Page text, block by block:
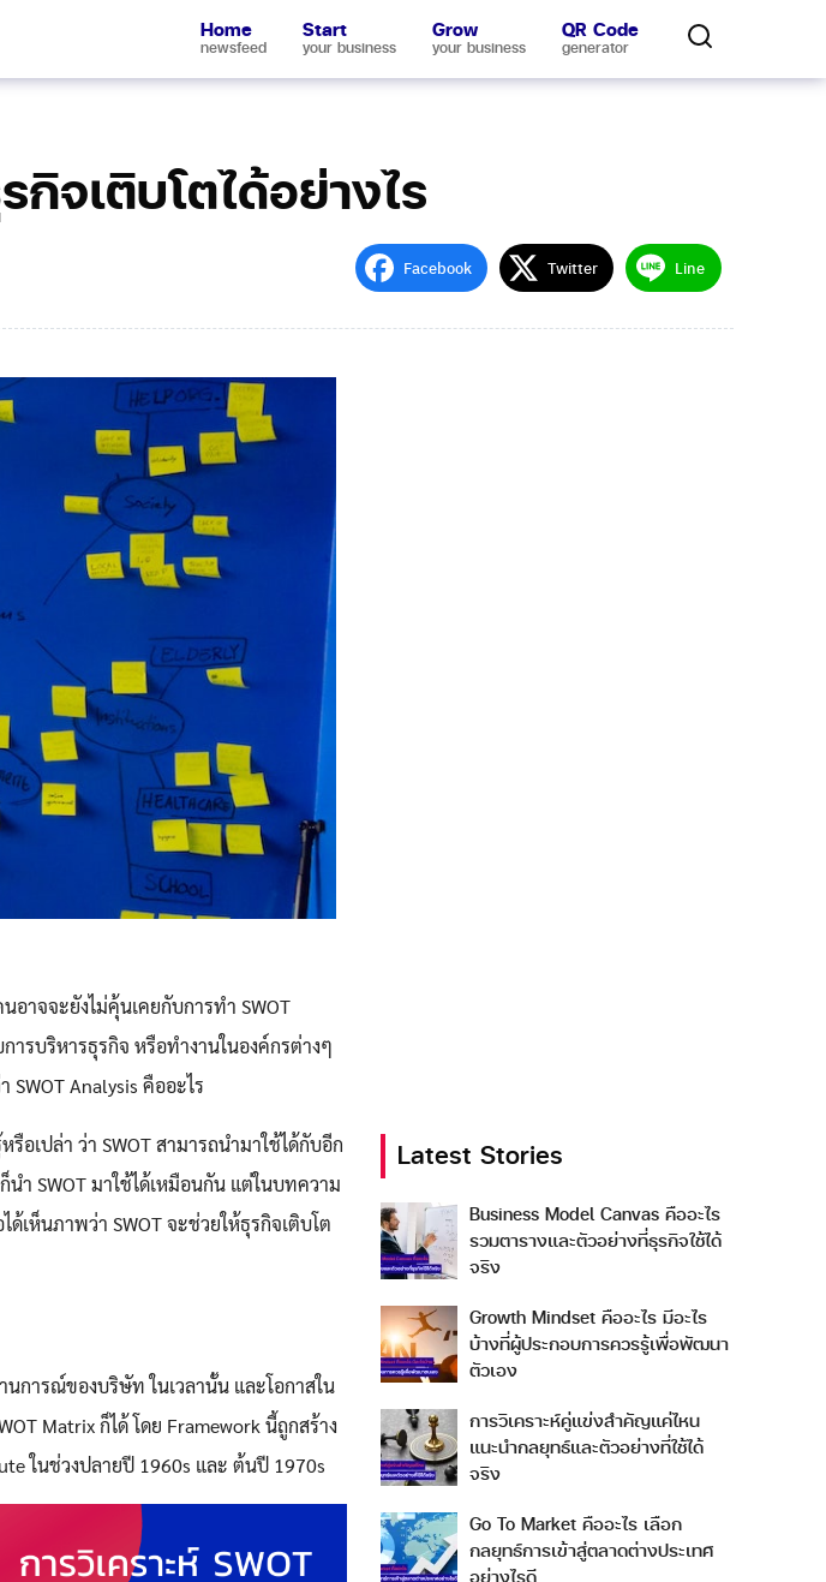
Home
newsfeed
Start
your business
Grow
your business
QR Code
generator
จเติบโตได้อย่างไร
Facebook Twitter Line
อาจจะยังไม่คุ้นเคยกับการทำ SWOT
ารบริหารธุรกิจ หรือทำงานในองค์กรต่างๆ
Analysis คืออะไร
อเปล่า ว่า SWOT สามารถนำมาใช้ได้กับอีก
นำ SWOT มาใช้ได้เหมือนกัน แต่ในบทความ
เห็นภาพว่า SWOT จะช่วยให้ธุรกิจเติบโต
การณ์ของบริษัท ในเวลานั้น และโอกาสใน
Matrix ก็ได้ โดย Framework นี้ถูกสร้าง
ในช่วงปลายปี 1960s และ ต้นปี 1970s
Latest Stories
Business Model Canvas คืออะไร
รวมตารางและตัวอย่างที่ธุรกิจใช้ได้
จริง
Growth Mindset คืออะไร มีอะไร
บ้างที่ผู้ประกอบการควรรู้เพื่อพัฒนา
ตัวเอง
การวิเคราะห์คู่แข่งสำคัญแค่ไหน
แนะนำกลยุทธ์และตัวอย่างที่ใช้ได้
จริง
Go To Market คืออะไร เลือก
กลยุทธ์การเข้าสู่ตลาดต่างประเทศ